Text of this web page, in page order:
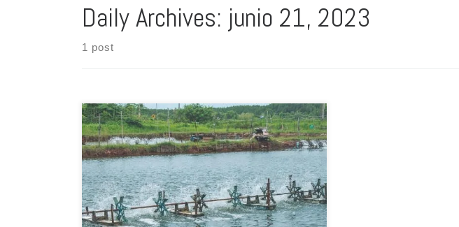
Daily Archives: junio 21, 2023
1 post
La cría tradicional de camarón puede tener efectos
negativos, en el medio ambiente, si no se siguen
buenas prácticas de gestión. Entre las diferentes
técnicas que promueven una acuicultura sostenible, el
sistema de tecnología biofloc y, más recientemente, los
simbióticos y el acuamimetismo se consideran
enfoques alternativos, basados en microbios, […]